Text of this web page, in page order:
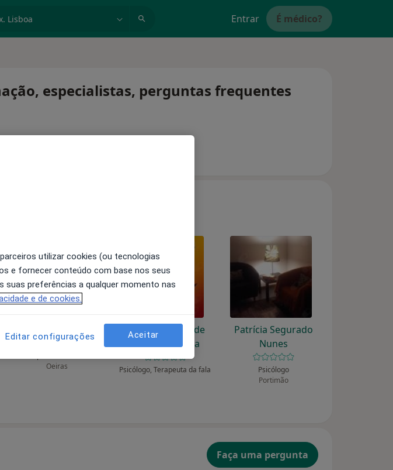
Entrar É médico?
especialistas, perguntas frequentes
Oeiras
Gad - Gabinete de
Apoio à Dislexia
Psicólogo, Terapeuta da fala
Patrícia Segurado
Nunes
Psicólogo
Portimão
Faça uma pergunta
utilizar cookies (ou tecnologias
e fornecer conteúdo com base nos seus
suas preferências a qualquer momento nas
e de cookies.
Editar configurações Aceitar